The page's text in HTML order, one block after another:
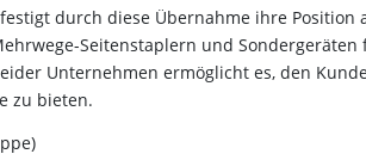
durch diese Übernahme ihre
Seitenstaplern und
Unternehmen ermöglicht es, den
zu bieten.